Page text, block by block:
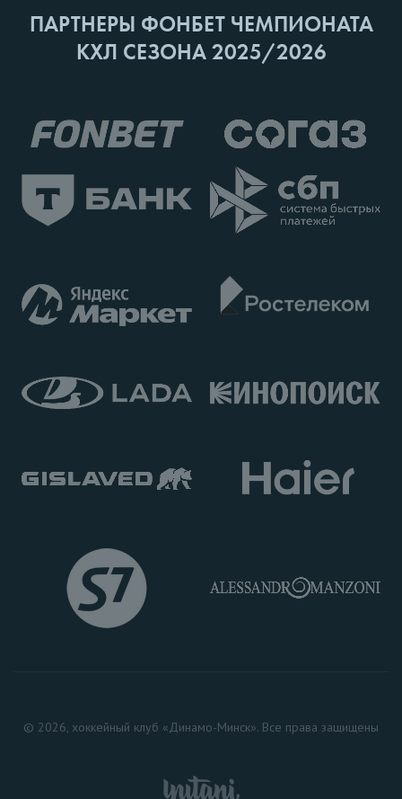
ПАРТНЕРЫ ФОНБЕТ ЧЕМПИОНАТА
КХЛ СЕЗОНА 2025/2026
© 2026, хоккейный клуб «Динамо-Минск». Все права защищены